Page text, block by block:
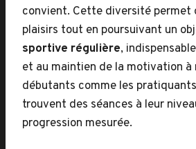
convient. Cette diversité permet
plaisirs tout en poursuivant un
sportive régulière,
et au maintien de la motivation à
débutants comme les
trouvent des séances à leur
progression mesurée.